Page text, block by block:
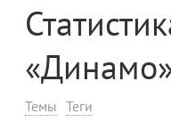
Темы Теги